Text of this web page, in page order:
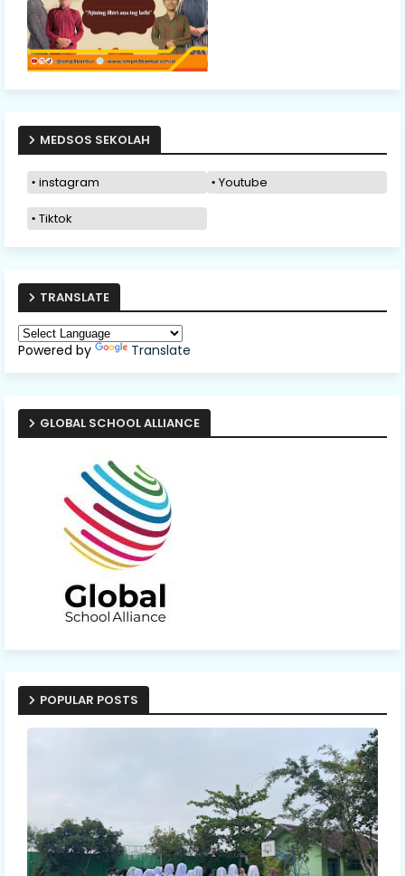
MEDSOS SEKOLAH
instagram Youtube
Tiktok
TRANSLATE
Powered by Translate
GLOBAL SCHOOL ALLIANCE
POPULAR POSTS